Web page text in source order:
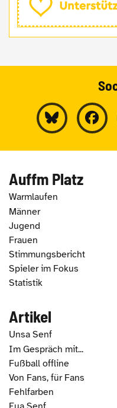
Auffm Platz
Warmlaufen
Männer
Jugend
Frauen
Stimmungsbericht
Spieler im Fokus
Statistik
Artikel
Unsa Senf
Im Gespräch mit...
Fußball offline
Von Fans, für Fans
Fehlfarben